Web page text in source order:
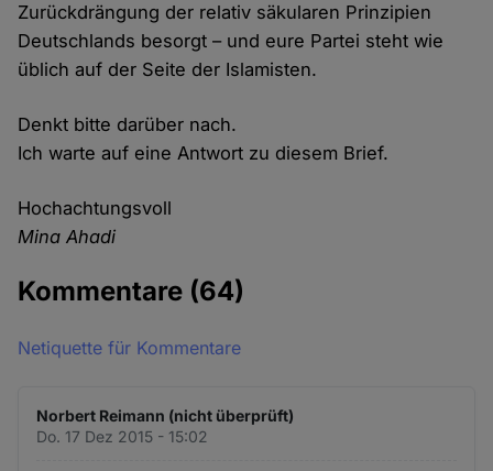
Zurückdrängung der relativ säkularen Prinzipien
Deutschlands besorgt – und eure Partei steht wie
üblich auf der Seite der Islamisten.
Denkt bitte darüber nach.
Ich warte auf eine Antwort zu diesem Brief.
Hochachtungsvoll
Mina Ahadi
Kommentare (64)
Netiquette für Kommentare
Norbert Reimann (nicht überprüft)
Do. 17 Dez 2015 - 15:02